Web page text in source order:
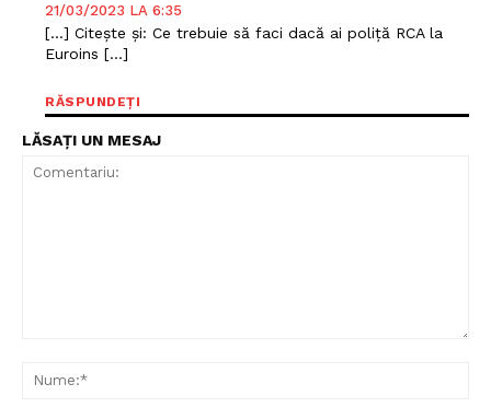
21/03/2023 LA 6:35
[…] Citește și: Ce trebuie să faci dacă ai poliță RCA la
Euroins […]
RĂSPUNDEȚI
LĂSAȚI UN MESAJ